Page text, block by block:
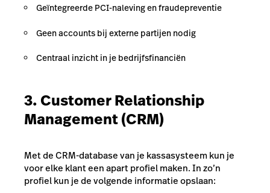
Geïntegreerde PCI-naleving en fraudepreventie
Geen accounts bij externe partijen nodig
Centraal inzicht in je bedrijfsfinanciën
3. Customer Relationship
Management (CRM)
Met de CRM-database van je kassasysteem kun je
voor elke klant een apart profiel maken. In zo’n
profiel kun je de volgende informatie opslaan: